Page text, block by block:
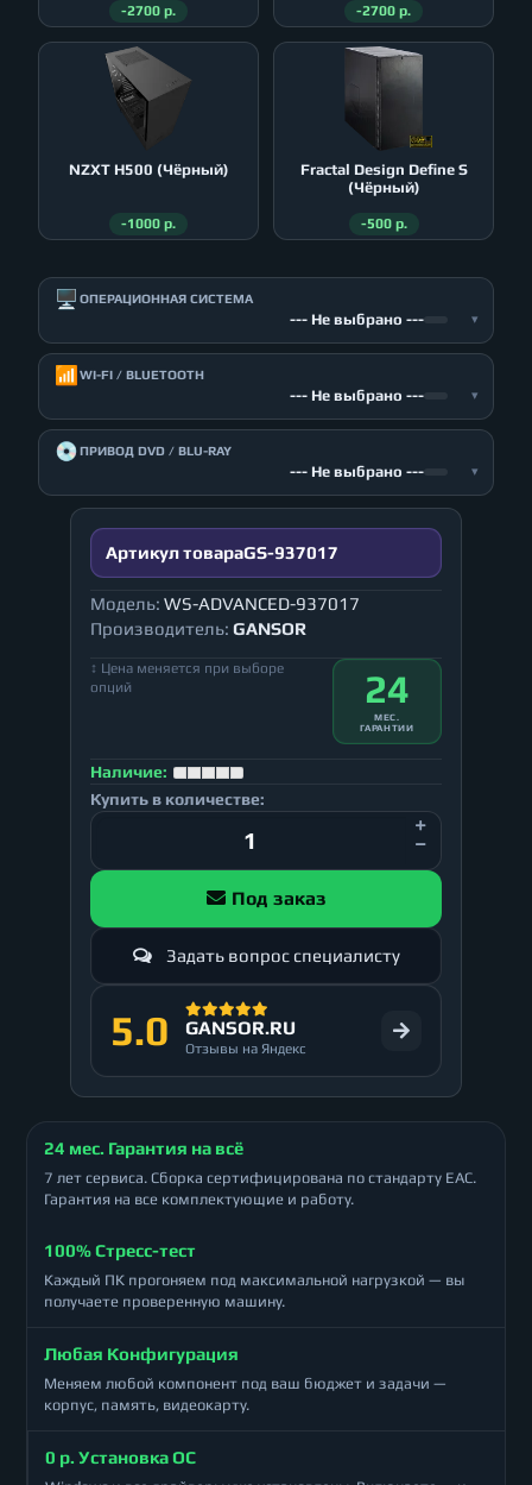
-2700 р. -2700 р.
NZXT H500 (Чёрный)
-1000 р.
Fractal Design Define S
(Чёрный)
-500 р.
🖥️ ОПЕРАЦИОННАЯ СИСТЕМА
--- Не выбрано --- ▾
📶 WI-FI / BLUETOOTH
--- Не выбрано --- ▾
💿ПРИВОД DVD / BLU-RAY
--- Не выбрано --- ▾
Артикул товараGS-937017
Модель: WS-ADVANCED-937017
Производитель: GANSOR
↕ Цена меняется при выборе
опций
24
МЕС.
ГАРАНТИИ
Наличие:
Купить в количестве:
Под заказ
Задать вопрос специалисту
5.0 GANSOR.RU
Отзывы на Яндекс
24 мес. Гарантия на всё
7 лет сервиса. Сборка сертифицирована по стандарту ЕАС.
Гарантия на все комплектующие и работу.
100% Стресс-тест
Каждый ПК прогоняем под максимальной нагрузкой — вы
получаете проверенную машину.
Любая Конфигурация
Меняем любой компонент под ваш бюджет и задачи —
корпус, память, видеокарту.
0 р. Установка ОС